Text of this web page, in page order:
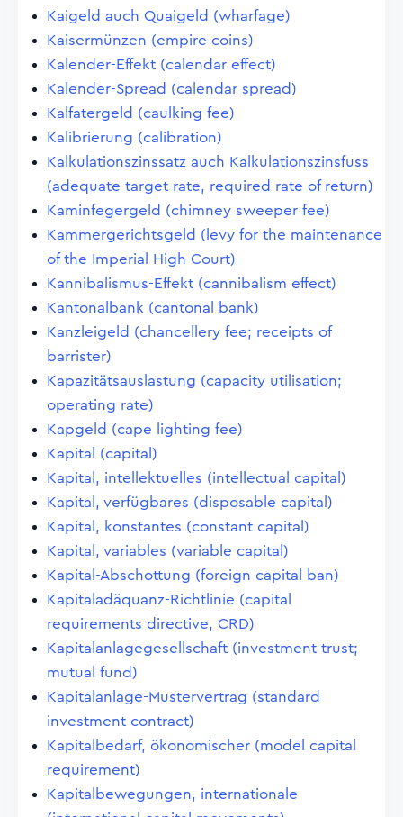
Kaigeld auch Quaigeld (wharfage)
Kaisermünzen (empire coins)
Kalender-Effekt (calendar effect)
Kalender-Spread (calendar spread)
Kalfatergeld (caulking fee)
Kalibrierung (calibration)
Kalkulationszinssatz auch Kalkulationszinsfuss
(adequate target rate, required rate of return)
Kaminfegergeld (chimney sweeper fee)
Kammergerichtsgeld (levy for the maintenance
of the Imperial High Court)
Kannibalismus-Effekt (cannibalism effect)
Kantonalbank (cantonal bank)
Kanzleigeld (chancellery fee; receipts of
barrister)
Kapazitätsauslastung (capacity utilisation;
operating rate)
Kapgeld (cape lighting fee)
Kapital (capital)
Kapital, intellektuelles (intellectual capital)
Kapital, verfügbares (disposable capital)
Kapital, konstantes (constant capital)
Kapital, variables (variable capital)
Kapital-Abschottung (foreign capital ban)
Kapitaladäquanz-Richtlinie (capital
requirements directive, CRD)
Kapitalanlagegesellschaft (investment trust;
mutual fund)
Kapitalanlage-Mustervertrag (standard
investment contract)
Kapitalbedarf, ökonomischer (model capital
requirement)
Kapitalbewegungen, internationale